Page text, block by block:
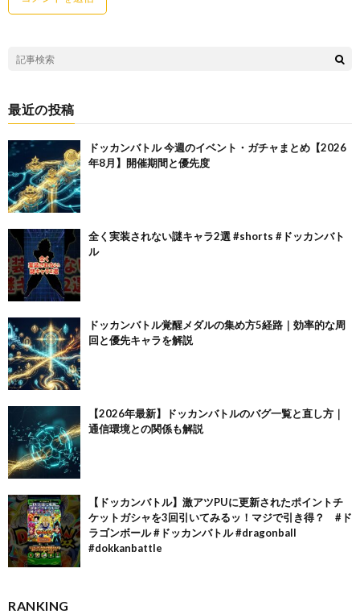
最近の投稿
ドッカンバトル 今週のイベント・ガチャまとめ【2026
年8月】開催期間と優先度
全く実装されない謎キャラ2選 #shorts #ドッカンバト
ル
ドッカンバトル覚醒メダルの集め方5経路｜効率的な周
回と優先キャラを解説
【2026年最新】ドッカンバトルのバグ一覧と直し方｜
通信環境との関係も解説
【ドッカンバトル】激アツPUに更新されたポイントチ
ケットガシャを3回引いてみるッ！マジで引き得？ #ド
ラゴンボール #ドッカンバトル #dragonball
#dokkanbattle
RANKING